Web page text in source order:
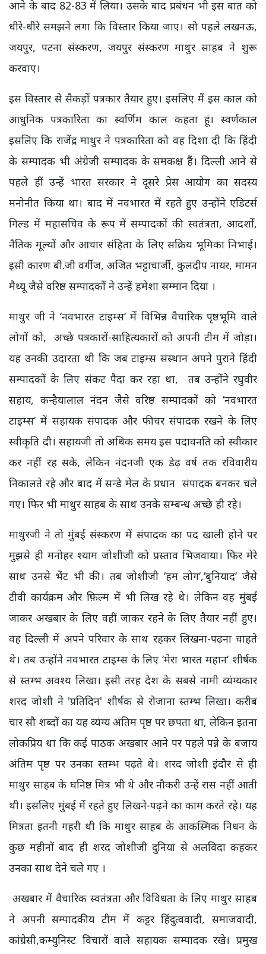
आने के बाद 82-83 में लिया। उसके बाद प्रबंधन भी इस बात को
धीरे-धीरे समझने लगा कि विस्तार किया जाए। सो पहले लखनऊ,
जयपुर, पटना संस्करण, जयपुर संस्करण माथुर साहब ने शुरू
करवाए।
इस विस्तार से सैकड़ों पत्रकार तैयार हुए। इसलिए मैं इस काल को
आधुनिक पत्रकारिता का स्वर्णिम काल कहता हूं। स्वर्णकाल
इसलिए कि राजेंद्र माथुर ने पत्रकारिता को वह दिशा दी कि हिंदी
के सम्पादक भी अंग्रेजी सम्पादक के समकक्ष हैं। दिल्ली आने से
पहले हीं उन्हें भारत सरकार ने दूसरे प्रेस आयोग का सदस्य
मनोनीत किया था। बाद में नवभारत में रहते हुए उन्होंने एडिटर्स
गिल्ड में महासचिव के रूप में सम्पादकों की स्वतंत्रता, आदर्शों,
नैतिक मूल्यों और आचार संहिता के लिए सक्रिय भूमिका निभाई।
इसी कारण बी.जी वर्गीज, अजित भट्टाचार्जी, कुलदीप नायर, मामन
मैथ्यू जैसे वरिष्ठ सम्पादकों ने उन्हें हमेशा सम्मान दिया ।
माथुर जी ने ‘नवभारत टाइम्स‘ में विभिन्न वैचारिक पृष्ठभूमि वाले
लोगों को, अच्छे पत्रकारों-साहित्यकारों को अपनी टीम में जोड़ा।
यह उनकी उदारता थी कि जब टाइम्स संस्थान अपने पुराने हिंदी
सम्पादकों के लिए संकट पैदा कर रहा था, तब उन्होंने रघुवीर
सहाय, कन्हैयालाल नंदन जैसे वरिष्ठ सम्पादकों को ‘नवभारत
टाइम्स‘ में सहायक संपादक और फीचर संपादक रखने के लिए
स्वीकृति दी। सहायजी तो अधिक समय इस पदावनति को स्वीकार
कर नहीं रह सके, लेकिन नंदनजी एक डेढ़ वर्ष तक रविवारीय
निकालते रहे और बाद में सन्डे मेल के प्रधान संपादक बनकर चले
गए। फिर भी माथुर साहब के साथ उनके सम्बन्ध अच्छे ही रहे।
माथुरजी ने तो मुंबई संस्करण में संपादक का पद खाली होने पर
मुझसे ही मनोहर श्याम जोशीजी को प्रस्ताव भिजवाया। फिर मेरे
साथ उनसे भेंट भी की। तब जोशीजी ‘हम लोग‘,‘बुनियाद‘ जैसे
टीवी कार्यक्रम और फ़िल्म में भी लिख रहे थे। लेकिन वह मुंबई
जाकर अखबार के लिए वहीं जाकर रहने के लिए तैयार नहीं हुए।
वह दिल्ली में अपने परिवार के साथ रहकर लिखना-पढ़ना चाहते
थे। तब उन्होंने नवभारत टाइम्स के लिए ‘मेरा भारत महान‘ शीर्षक
से स्तम्भ अवश्य लिखा। इसी तरह देश के सबसे नामी व्यंग्यकार
शरद जोशी ने 'प्रतिदिन' शीर्षक से रोजाना स्तम्भ लिखा। करीब
चार सौ शब्दों का यह व्यंग्य अंतिम पृष्ठ पर छपता था, लेकिन इतना
लोकप्रिय था कि कई पाठक अखबार आने पर पहले पन्ने के बजाय
अंतिम पृष्ठ पर उनका स्तम्भ पढ़ते थे। शरद जोशी इंदौर से ही
माथुर साहब के घनिष्ठ मित्र भी थे और नौकरी उन्हें रास नहीं आती
थी। इसलिए मुंबई में रहते हुए लिखने-पढ़ने का काम करते रहे। यह
मित्रता इतनी गहरी थी कि माथुर साहब के आकस्मिक निधन के
कुछ महीनों बाद ही शरद जोशीजी दुनिया से अलविदा कहकर
उनका साथ देने चले गए ।
अखबार में वैचारिक स्वतंत्रता और विविधता के लिए माथुर साहब
ने अपनी सम्पादकीय टीम में कट्टर हिंदुत्ववादी, समाजवादी,
कांग्रेसी,कम्युनिस्ट विचारों वाले सहायक सम्पादक रखे। प्रमुख